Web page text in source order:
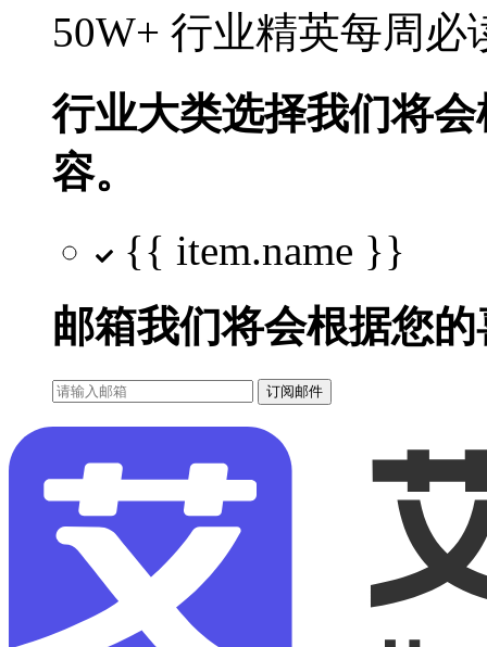
50W+ 行业精英每周
行业大类选择我们将
容。
{{ item.name }}
邮箱我们将会根据您
订阅邮件